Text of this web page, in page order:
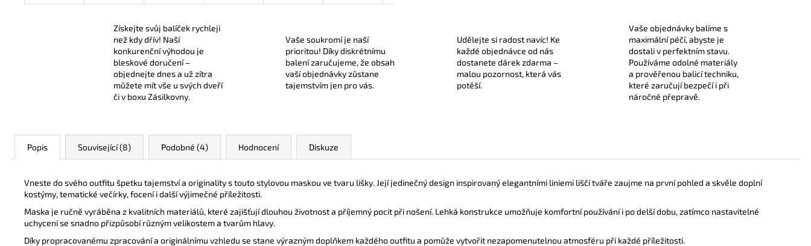
Získejte svůj balíček rychleji
než kdy dřív! Naší
konkurenční výhodou je
bleskové doručení –
objednejte dnes a už zítra
můžete mít vše u svých dveří
či v boxu Zásilkovny.
Vaše soukromí je naší
prioritou! Díky diskrétnímu
balení zaručujeme, že obsah
vaší objednávky zůstane
tajemstvím jen pro vás.
Udělejte si radost navíc! Ke
každé objednávce od nás
dostanete dárek zdarma –
malou pozornost, která vás
potěší.
Vaše objednávky balíme s
maximální péčí, abyste je
dostali v perfektním stavu.
Používáme odolné materiály
a prověřenou balicí techniku,
které zaručují bezpečí i při
náročné přepravě.
Popis Související (8) Podobné (4) Hodnocení Diskuze
Vneste do svého outfitu špetku tajemství a originality s touto stylovou maskou ve tvaru lišky. Její jedinečný design inspirovaný elegantními liniemi liščí tváře zaujme na první pohled a skvěle doplní
kostýmy, tematické večírky, focení i další výjimečné příležitosti.
Maska je ručně vyráběna z kvalitních materiálů, které zajišťují dlouhou životnost a příjemný pocit při nošení. Lehká konstrukce umožňuje komfortní používání i po delší dobu, zatímco nastavitelné
uchycení se snadno přizpůsobí různým velikostem a tvarům hlavy.
Díky propracovanému zpracování a originálnímu vzhledu se stane výrazným doplňkem každého outfitu a pomůže vytvořit nezapomenutelnou atmosféru při každé příležitosti.